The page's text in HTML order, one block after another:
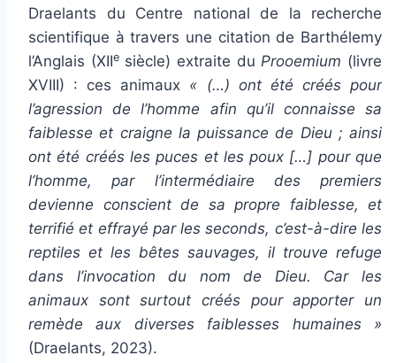
Draelants du Centre national de la recherche
scientifique à travers une citation de Barthélemy
l’Anglais (XIIesiècle) extraite duProoemium (livre
XVIII) : ces animaux « (…) ont été créés pour
l’agression de l’homme afin qu’il connaisse sa
faiblesse et craigne la puissance de Dieu ; ainsi
ont été créés les puces et les poux […] pour que
l’homme, par l’intermédiaire des premiers
devienne conscient de sa propre faiblesse, et
terrifié et effrayé par les seconds, c’est-à-dire les
reptiles et les bêtes sauvages, il trouve refuge
dans l’invocation du nom de Dieu. Car les
animaux sont surtout créés pour apporter un
remède aux diverses faiblesses humaines »
(Draelants, 2023).